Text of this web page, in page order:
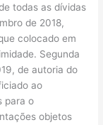
todas as dívidas
de 2018,
colocado em
Segunda
de autoria do
ao
para o
objetos